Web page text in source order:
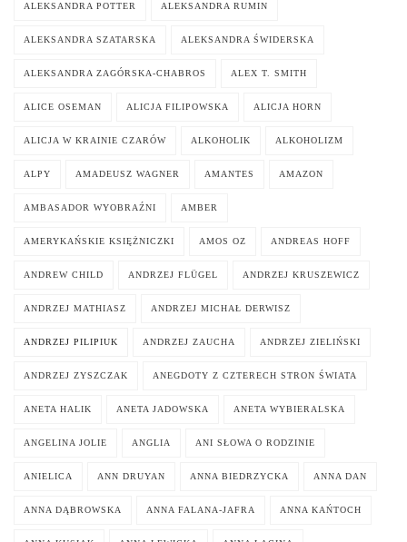
ALEKSANDRA POTTER ALEKSANDRA RUMIN
ALEKSANDRA SZATARSKA ALEKSANDRA ŚWIDERSKA
ALEKSANDRA ZAGÓRSKA-CHABROS ALEX T. SMITH
ALICE OSEMAN ALICJA FILIPOWSKA ALICJA HORN
ALICJA W KRAINIE CZARÓW ALKOHOLIK ALKOHOLIZM
ALPY AMADEUSZ WAGNER AMANTES AMAZON
AMBASADOR WYOBRAŹNI AMBER
AMERYKAŃSKIE KSIĘŻNICZKI AMOS OZ ANDREAS HOFF
ANDREW CHILD ANDRZEJ FLÜGEL ANDRZEJ KRUSZEWICZ
ANDRZEJ MATHIASZ ANDRZEJ MICHAŁ DERWISZ
ANDRZEJ PILIPIUK ANDRZEJ ZAUCHA ANDRZEJ ZIELIŃSKI
ANDRZEJ ZYSZCZAK ANEGDOTY Z CZTERECH STRON ŚWIATA
ANETA HALIK ANETA JADOWSKA ANETA WYBIERALSKA
ANGELINA JOLIE ANGLIA ANI SŁOWA O RODZINIE
ANIELICA ANN DRUYAN ANNA BIEDRZYCKA ANNA DAN
ANNA DĄBROWSKA ANNA FALANA-JAFRA ANNA KAŃTOCH